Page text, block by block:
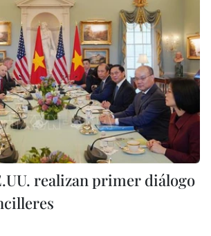
realizan primer diálogo